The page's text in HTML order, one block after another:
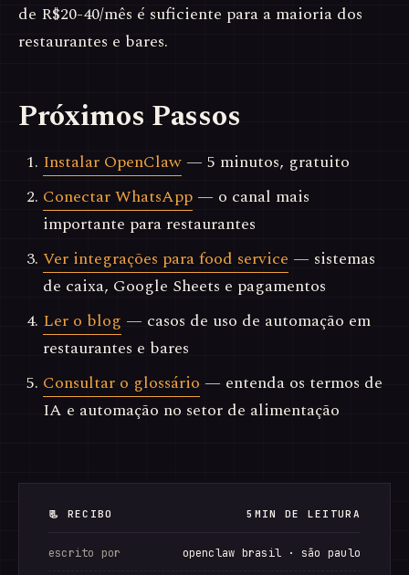
de R$20-40/mês é suficiente para a maioria dos
restaurantes e bares.
Próximos Passos
Instalar OpenClaw — 5 minutos, gratuito
Conectar WhatsApp — o canal mais
importante para restaurantes
Ver integrações para food service — sistemas
de caixa, Google Sheets e pagamentos
Ler o blog — casos de uso de automação em
restaurantes e bares
Consultar o glossário — entenda os termos de
IA e automação no setor de alimentação
📃 RECIBO 5MIN DE LEITURA
escrito por openclaw brasil · são paulo